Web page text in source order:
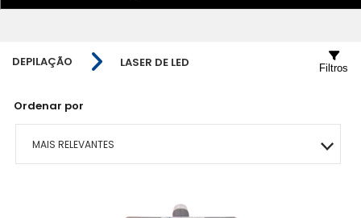
DEPILAÇÃO LASER DE LED
Ordenar por
MAIS RELEVANTES
Filtros